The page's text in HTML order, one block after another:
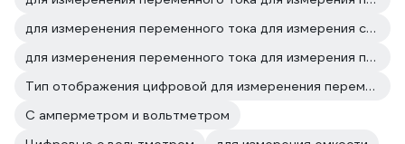
для измеренения переменного тока для измерения сопротивления
для измеренения переменного тока для измерения постоянного тока
Тип отображения цифровой для измеренения переменного тока
С амперметром и вольтметром